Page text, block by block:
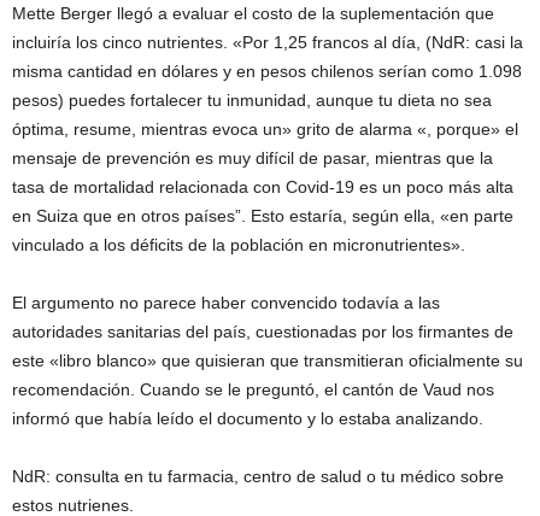
Mette Berger llegó a evaluar el costo de la suplementación que
incluiría los cinco nutrientes. «Por 1,25 francos al día, (NdR: casi la
misma cantidad en dólares y en pesos chilenos serían como 1.098
pesos) puedes fortalecer tu inmunidad, aunque tu dieta no sea
óptima, resume, mientras evoca un» grito de alarma «, porque» el
mensaje de prevención es muy difícil de pasar, mientras que la
tasa de mortalidad relacionada con Covid-19 es un poco más alta
en Suiza que en otros países”. Esto estaría, según ella, «en parte
vinculado a los déficits de la población en micronutrientes».
El argumento no parece haber convencido todavía a las
autoridades sanitarias del país, cuestionadas por los firmantes de
este «libro blanco» que quisieran que transmitieran oficialmente su
recomendación. Cuando se le preguntó, el cantón de Vaud nos
informó que había leído el documento y lo estaba analizando.
NdR: consulta en tu farmacia, centro de salud o tu médico sobre
estos nutrienes.